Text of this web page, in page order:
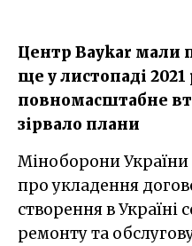
Центр Baykar мали
ще у листопаді 2021
повномасштабне
зірвало плани
Міноборони України офіційно повідомило
про укладення
створення в Україні
ремонту та